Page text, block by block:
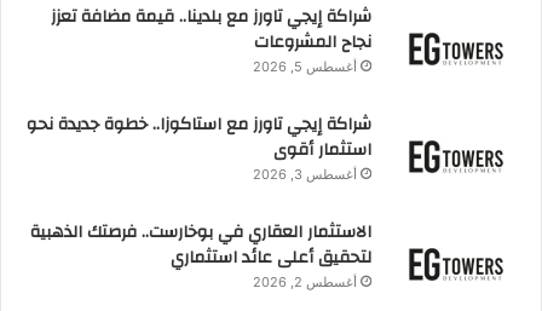
شراكة إيجي تاورز مع بلدينا.. قيمة مضافة تعزز
نجاح المشروعات
أغسطس 5, 2026
شراكة إيجي تاورز مع استاكوزا.. خطوة جديدة نحو
استثمار أقوى
أغسطس 3, 2026
الاستثمار العقاري في بوخارست.. فرصتك الذهبية
لتحقيق أعلى عائد استثماري
أغسطس 2, 2026